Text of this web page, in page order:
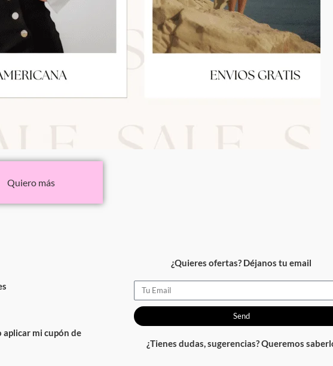
Quiero más
aplicar mi cupón de
¿Quieres ofertas? Déjanos tu email
Email
Send
¿Tienes dudas, sugerencias? Queremos